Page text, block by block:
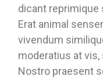
dicant reprimique
Erat animal
vivendum
moderatius at
Nostro praesent